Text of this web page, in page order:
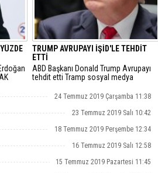
TRUMP AVRUPAYI İŞİD'LE TEHDİT
ETTİ
ABD Başkanı Donald Trump Avrupayı
tehdit etti Tramp sosyal medya
tutuklu bulunan binlerce IŞİD
militanlarını Avrupa'ya salacağını
söyledi.
24 Temmuz 2019 Çarşamba 11:38
23 Temmuz 2019 Salı 10:42
18 Temmuz 2019 Perşembe 12:34
16 Temmuz 2019 Salı 12:58
15 Temmuz 2019 Pazartesi 11:45